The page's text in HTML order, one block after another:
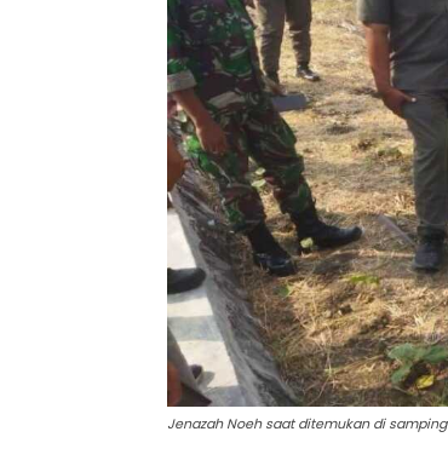
Jenazah Noeh saat ditemukan di